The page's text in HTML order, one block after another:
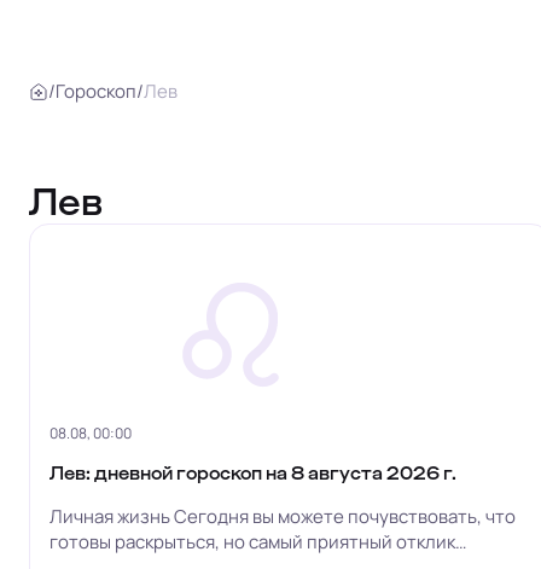
/Гороскоп/Лев
Лев
08.08, 00:00
Лев: дневной гороскоп на 8 августа 2026 г.
Личная жизнь Сегодня вы можете почувствовать, что
готовы раскрыться, но самый приятный отклик